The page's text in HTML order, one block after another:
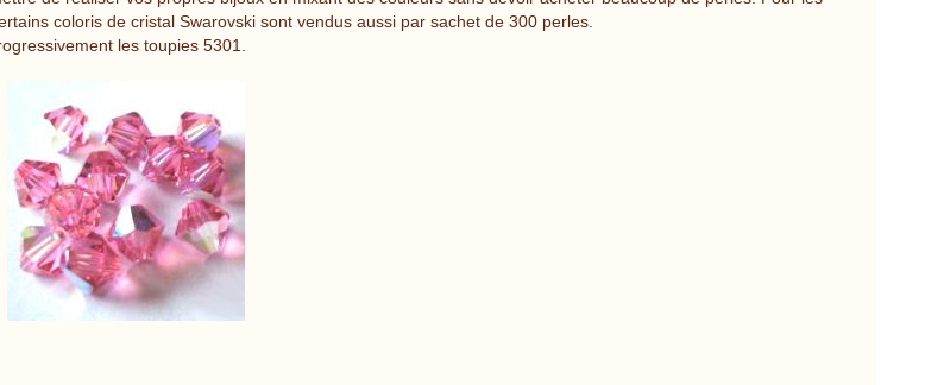
coloris de cristal Swarovski sont vendus aussi par sachet de 300 perles.
les toupies 5301.